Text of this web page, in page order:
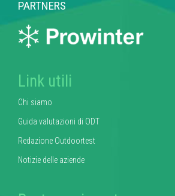
PARTNERS
Link utili
Chi siamo
Guida valutazioni di ODT
Redazione Outdoortest
Notizie delle aziende